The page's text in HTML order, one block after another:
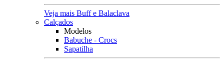
Veja mais Buff e Balaclava
Calçados
Modelos
Babuche - Crocs
Sapatilha